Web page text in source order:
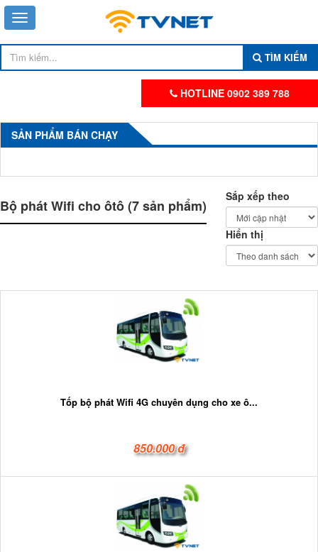
TÌM KIẾM
HOTLINE 0902 389 788
SẢN PHẨM BÁN CHẠY
Bộ phát Wifi cho ôtô (7 sản phẩm)
Sắp xếp theo
Hiển thị
Tốp bộ phát Wifi 4G chuyên dụng cho xe ô...
850.000 đ